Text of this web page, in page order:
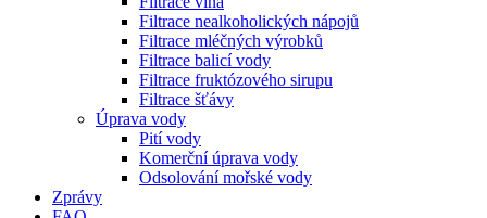
Filtrace nealkoholických nápojů
Filtrace mléčných výrobků
Filtrace balicí vody
Filtrace fruktózového sirupu
Filtrace šťávy
Úprava vody
Pití vody
Komerční úprava vody
Odsolování mořské vody
Zprávy